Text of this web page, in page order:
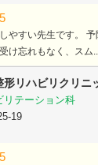
5
やすい先生です。
け忘れもなく、スム
形リハビリクリニ
リテーション科
19
5